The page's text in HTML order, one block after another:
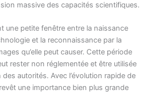
massive des capacités scientifiques.
une petite fenêtre entre la naissance
et la reconnaissance par la
qu’elle peut causer. Cette période
rester non réglementée et être utilisée
des autorités. Avec l’évolution rapide de
une importance bien plus grande